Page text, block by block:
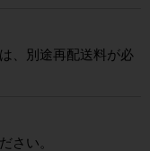
、別途再配送料が必
さい。